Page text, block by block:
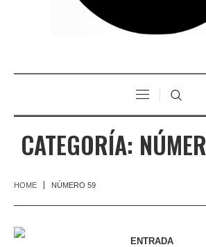
CATEGORÍA:
HOME NÚMERO 59
ENTRADA